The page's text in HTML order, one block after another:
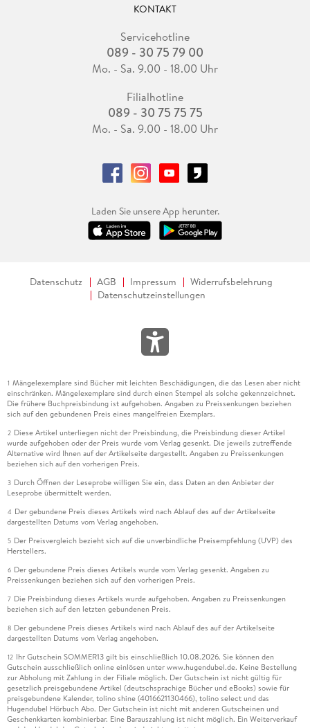
KONTAKT
Servicehotline
089 - 30 75 79 00
Mo. - Sa. 9.00 - 18.00 Uhr
Filialhotline
089 - 30 75 75 75
Mo. - Sa. 9.00 - 18.00 Uhr
Laden Sie unsere App herunter.
Datenschutz AGB Impressum
Widerrufsbelehrung
Datenschutzeinstellungen
1 Mängelexemplare sind Bücher mit leichten Beschädigungen, die das Lesen aber nicht
einschränken. Mängelexemplare sind durch einen Stempel als solche gekennzeichnet.
Die frühere Buchpreisbindung ist aufgehoben. Angaben zu Preissenkungen beziehen
sich auf den gebundenen Preis eines mangelfreien Exemplars.
2 Diese Artikel unterliegen nicht der Preisbindung, die Preisbindung dieser Artikel
wurde aufgehoben oder der Preis wurde vom Verlag gesenkt. Die jeweils zutreffende
Alternative wird Ihnen auf der Artikelseite dargestellt. Angaben zu Preissenkungen
beziehen sich auf den vorherigen Preis.
3 Durch Öffnen der Leseprobe willigen Sie ein, dass Daten an den Anbieter der
Leseprobe übermittelt werden.
4 Der gebundene Preis dieses Artikels wird nach Ablauf des auf der Artikelseite
dargestellten Datums vom Verlag angehoben.
5 Der Preisvergleich bezieht sich auf die unverbindliche Preisempfehlung (UVP) des
Herstellers.
6 Der gebundene Preis dieses Artikels wurde vom Verlag gesenkt. Angaben zu
Preissenkungen beziehen sich auf den vorherigen Preis.
7 Die Preisbindung dieses Artikels wurde aufgehoben. Angaben zu Preissenkungen
beziehen sich auf den letzten gebundenen Preis.
8 Der gebundene Preis dieses Artikels wird nach Ablauf des auf der Artikelseite
dargestellten Datums vom Verlag angehoben.
12 Ihr Gutschein SOMMER13 gilt bis einschließlich 10.08.2026. Sie können den
Gutschein ausschließlich online einlösen unter www.hugendubel.de. Keine Bestellung
zur Abholung mit Zahlung in der Filiale möglich. Der Gutschein ist nicht gültig für
gesetzlich preisgebundene Artikel (deutschsprachige Bücher und eBooks) sowie für
preisgebundene Kalender, tolino shine (4016621130466), tolino select und das
Hugendubel Hörbuch Abo. Der Gutschein ist nicht mit anderen Gutscheinen und
Geschenkkarten kombinierbar. Eine Barauszahlung ist nicht möglich. Ein Weiterverkauf